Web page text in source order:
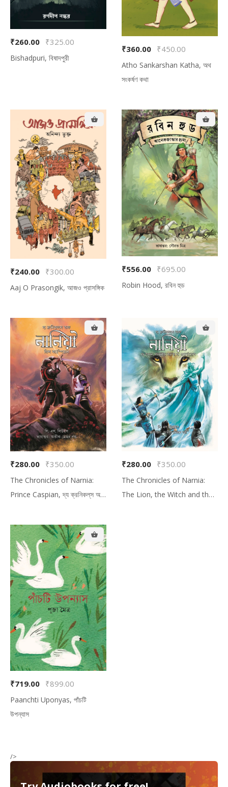
₹260.00 ₹325.00
Bishadpuri, বিষাদপুরী
₹360.00 ₹450.00
Atho Sankarshan Katha, অথ
সংকর্ষণ কথা
₹240.00 ₹300.00
Aaj O Prasongik, আজও প্রাসঙ্গিক
₹556.00 ₹695.00
Robin Hood, রবিন হুড
₹280.00 ₹350.00
The Chronicles of Narnia:
Prince Caspian, দ্য ক্রনিকল্‌‌স অফ
₹280.00 ₹350.00
The Chronicles of Narnia:
The Lion, the Witch and the
₹719.00 ₹899.00
Paanchti Uponyas, পাঁচটি
উপন্যাস
/>